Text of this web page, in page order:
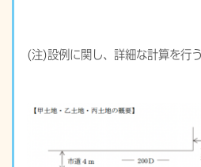
(注)設例に関し、詳細な計算を行